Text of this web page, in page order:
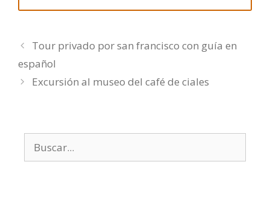
Tour privado por san francisco con guía en
español
Excursión al museo del café de ciales